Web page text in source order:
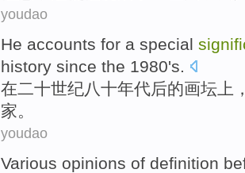
youdao
He accounts for a special
history since the 1980's.
在二十世纪八十年代后的画坛 上
家。
youdao
Various opinions of definition